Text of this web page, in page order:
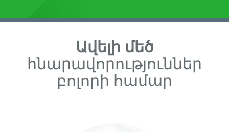
Ավելի մեծ
հնարավորություններ
բոլորի համար